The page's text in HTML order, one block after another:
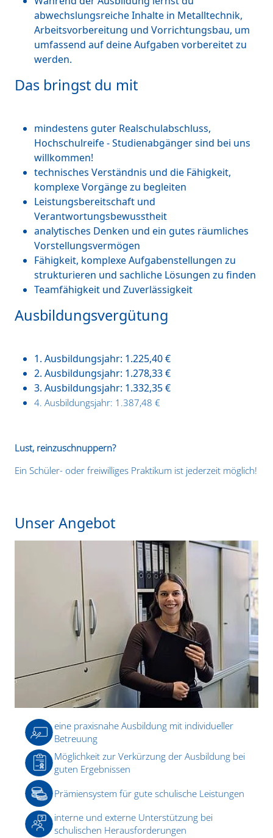
abwechslungsreiche Inhalte in Metalltechnik,
Arbeitsvorbereitung und Vorrichtungsbau, um
umfassend auf deine Aufgaben vorbereitet zu
werden.
Das bringst du mit
mindestens guter Realschulabschluss,
Hochschulreife - Studienabgänger sind bei uns
willkommen!
technisches Verständnis und die Fähigkeit,
komplexe Vorgänge zu begleiten
Leistungsbereitschaft und
Verantwortungsbewusstheit
analytisches Denken und ein gutes räumliches
Vorstellungsvermögen
Fähigkeit, komplexe Aufgabenstellungen zu
strukturieren und sachliche Lösungen zu finden
Teamfähigkeit und Zuverlässigkeit
Ausbildungsvergütung
1. Ausbildungsjahr: 1.225,40 €
2. Ausbildungsjahr: 1.278,33 €
3. Ausbildungsjahr: 1.332,35 €
4. Ausbildungsjahr: 1.387,48 €
Lust, reinzuschnuppern?
Ein Schüler- oder freiwilliges Praktikum ist jederzeit möglich!
Unser Angebot
eine praxisnahe Ausbildung mit individueller
Betreuung
Möglichkeit zur Verkürzung der Ausbildung bei
guten Ergebnissen
Prämiensystem für gute schulische Leistungen
interne und externe Unterstützung bei
schulischen Herausforderungen